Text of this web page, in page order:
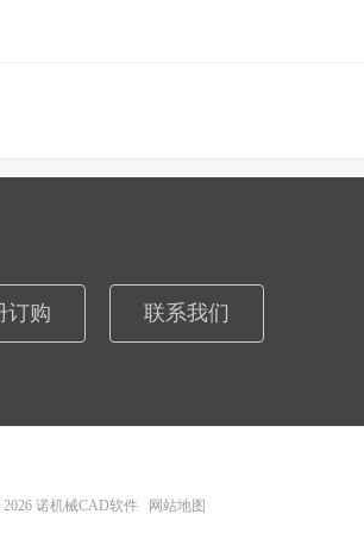
订购 联系我们
诺机械CAD软件 网站地图